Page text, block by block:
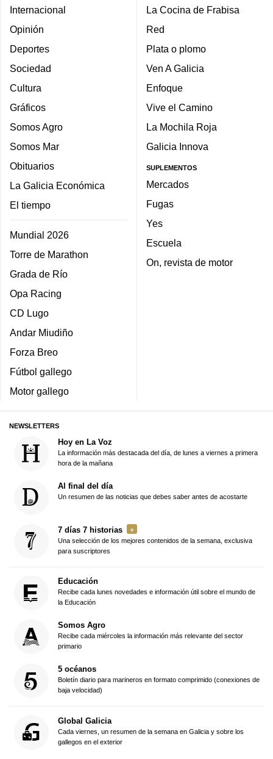
Internacional
Opinión
Deportes
Sociedad
Cultura
Gráficos
Somos Agro
Somos Mar
Obituarios
La Galicia Económica
El tiempo
Mundial 2026
Torre de Marathon
Grada de Río
Opa Racing
CD Lugo
Andar Miudiño
Forza Breo
Fútbol gallego
Motor gallego
La Cocina de Frabisa
Red
Plata o plomo
Ven A Galicia
Enfoque
Vive el Camino
La Mochila Roja
Galicia Innova
SUPLEMENTOS
Mercados
Fugas
Yes
Escuela
On, revista de motor
NEWSLETTERS
Hoy en La Voz
La información más destacada del día, de lunes a viernes a primera
hora de la mañana
Al final del día
Un resumen de las noticias que debes saber antes de acostarte
7 días 7 historias
Una selección de los mejores contenidos de la semana, exclusiva
para suscriptores
Educación
Recibe cada lunes novedades e información útil sobre el mundo de
la Educación
Somos Agro
Recibe cada miércoles la información más relevante del sector
primario
5 océanos
Boletín diario para marineros en formato comprimido (conexiones de
baja velocidad)
Global Galicia
Cada viernes, un resumen de la semana en Galicia y sobre los
gallegos en el exterior